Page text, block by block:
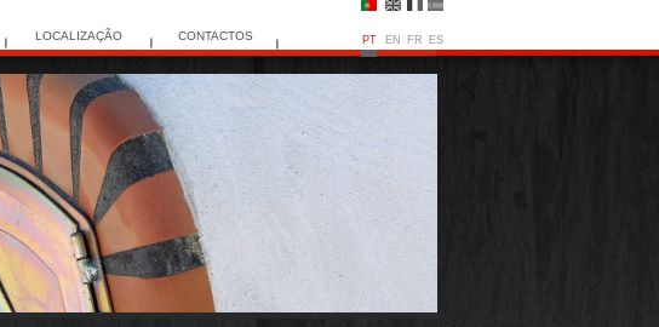
LOCALIZAÇÃO CONTACTOS PT EN FR ES